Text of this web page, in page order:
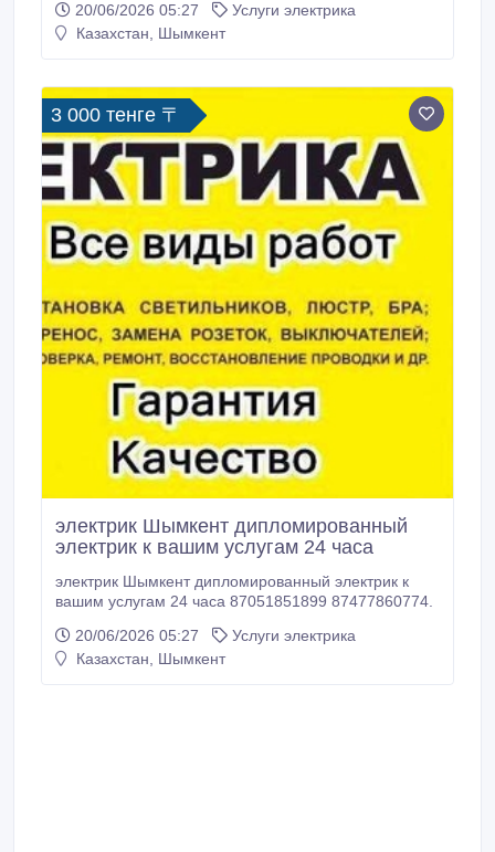
только в трезвом и адекватном виде и только с
проблемами электричества 220-380 вольт , (смски
20/06/2026 05:27
Услуги электрика
Казахстан, Шымкент
3 000 тенге 〒
электрик Шымкент дипломированный
электрик к вашим услугам 24 часа
электрик Шымкент дипломированный электрик к
вашим услугам 24 часа 87051851899 87477860774.
20/06/2026 05:27
Услуги электрика
Казахстан, Шымкент